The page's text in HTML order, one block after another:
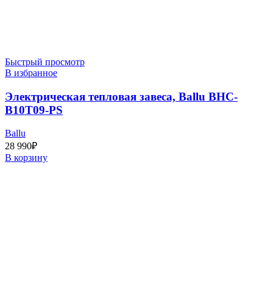
Быстрый просмотр
В избранное
Электрическая тепловая завеса, Ballu BHC-
B10T09-PS
Ballu
28 990₽
В корзину